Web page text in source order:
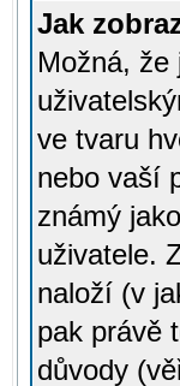
Jak
Možná,
ve tvaru
nebo vaší
známý
uživatele.
naloží (v
pak právě
důvody